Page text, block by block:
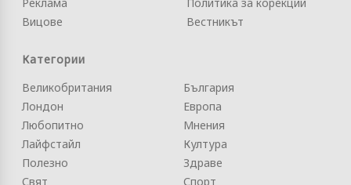
Реклама
Вицове
Политика за корекции
Вестникът
Категории
Великобритания
Лондон
Любопитно
Лайфстайл
Полезно
Свят
България
Европа
Мнения
Култура
Здраве
Спорт